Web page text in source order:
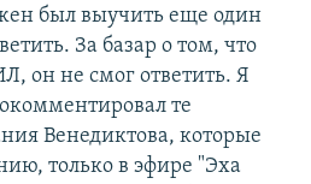
был выучить еще один
За базар о том, что
он не смог ответить. Я
те
Венедиктова, которые
только в эфире "Эха